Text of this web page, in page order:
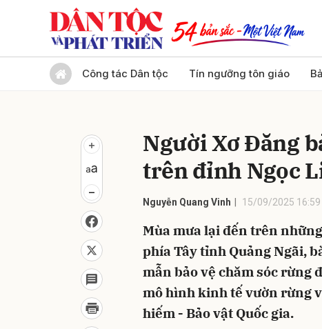
Công tác Dân tộc Tín ngưỡng tôn giáo
Người Xơ Đăng
trên đỉnh Ngọc
Nguyễn Quang Vinh 15/09/2025 16:59
Mùa mưa lại đến trên
phía Tây tỉnh Quảng Ngãi,
mẫn bảo vệ chăm sóc rừng
mô hình kinh tế vườn rừng
hiếm - Bảo vật Quốc gia.
Gửi